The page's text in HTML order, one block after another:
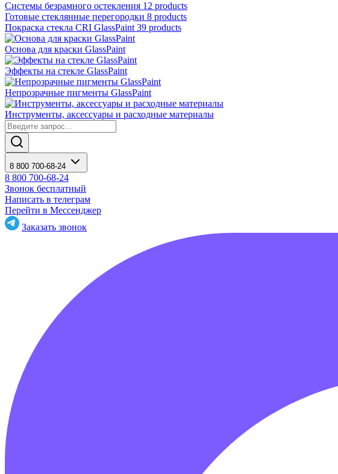
Системы безрамного остекления 12 products
Готовые стеклянные перегородки 8 products
Покраска стекла CRI GlassPaint 39 products
Основа для краски GlassPaint
Эффекты на стекле GlassPaint
Непрозрачные пигменты GlassPaint
Инструменты, аксессуары и расходные материалы
8 800 700-68-24
8 800 700-68-24
Звонок бесплатный
Написать в телеграм
Перейти в Мессенджер
Заказать звонок